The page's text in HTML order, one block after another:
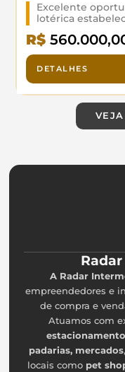
Excelente
lotérica
negócio está
cidade , com
garantindo uma
constante. A
rentabilidade e
características
estratégica
serviços . A
realocação de
representando
regulamentado.
R$
DETALHES
A Radar
empreendedores e
de compra e
Atuamos com
padarias, mercados
locais como pet